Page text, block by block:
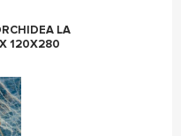
LA
120X280